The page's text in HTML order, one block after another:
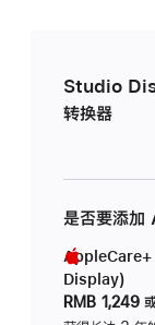
Studio
转换器
是否要添加
AppleCare+
Display)
RMB 1,249